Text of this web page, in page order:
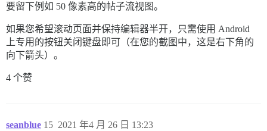
要留下例如 50 像素高的帖子流视图。
如果您希望滚动页面并保持编辑器半开，只需使用 Android
上专用的按钮关闭键盘即可（在您的截图中，这是右下角的
向下箭头）。
4 个赞
seanblue 2021 年4 月 26 日 13:23
15